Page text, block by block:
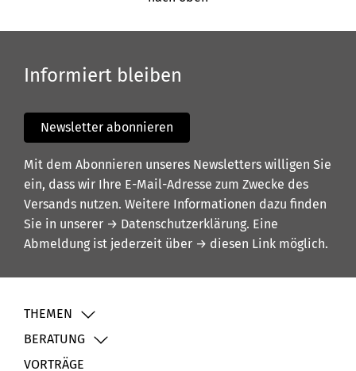
Informiert bleiben
Newsletter abonnieren
Mit dem Abonnieren unseres Newsletters willigen Sie
ein, dass wir Ihre E-Mail-Adresse zum Zwecke des
Versands nutzen. Weitere Informationen dazu finden
Sie in unserer → Datenschutzerklärung. Eine
Abmeldung ist jederzeit über → diesen Link möglich.
THEMEN
BERATUNG
VORTRÄGE